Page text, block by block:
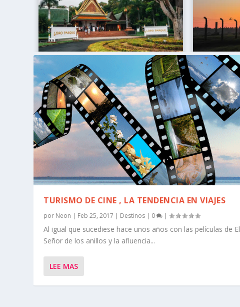
TURISMO DE CINE , LA TENDENCIA EN VIAJES
por Neon | Feb 25, 2017 | Destinos | 0 |
Al igual que sucediese hace unos años con las películas de El
Señor de los anillos y la afluencia...
LEE MAS